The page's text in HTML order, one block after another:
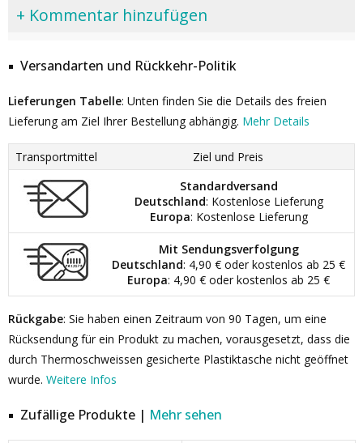
+ Kommentar hinzufügen
Versandarten und Rückkehr-Politik
Lieferungen Tabelle: Unten finden Sie die Details des freien
Lieferung am Ziel Ihrer Bestellung abhängig. Mehr Details
Transportmittel
Ziel und Preis
Standardversand
Deutschland: Kostenlose Lieferung
Europa: Kostenlose Lieferung
Mit Sendungsverfolgung
Deutschland: 4,90 € oder kostenlos ab 25 €
Europa: 4,90 € oder kostenlos ab 25 €
Rückgabe: Sie haben einen Zeitraum von 90 Tagen, um eine
Rücksendung für ein Produkt zu machen, vorausgesetzt, dass die
durch Thermoschweissen gesicherte Plastiktasche nicht geöffnet
wurde. Weitere Infos
Zufällige Produkte | Mehr sehen